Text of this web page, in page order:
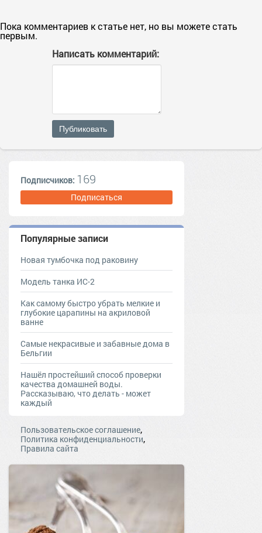
Пока комментариев к статье нет, но вы можете стать
первым.
Написать комментарий:
Публиковать
Подписчиков: 169
Подписаться
Популярные записи
Новая тумбочка под раковину
Модель танка ИС-2
Как самому быстро убрать мелкие и
глубокие царапины на акриловой
ванне
Самые некрасивые и забавные дома в
Бельгии
Нашёл простейший способ проверки
качества домашней воды.
Рассказываю, что делать - может
каждый
Пользовательское соглашение,
Политика конфиденциальности,
Правила сайта